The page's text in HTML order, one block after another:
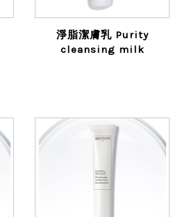
淨脂潔膚乳 Purity
cleansing milk